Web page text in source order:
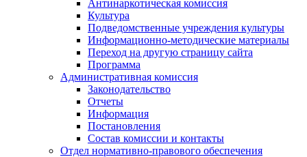
Антинаркотическая комиссия
Культура
Подведомственные учреждения культуры
Информационно-методические материалы
Переход на другую страницу сайта
Программа
Административная комиссия
Законодательство
Отчеты
Информация
Постановления
Состав комиссии и контакты
Отдел нормативно-правового обеспечения